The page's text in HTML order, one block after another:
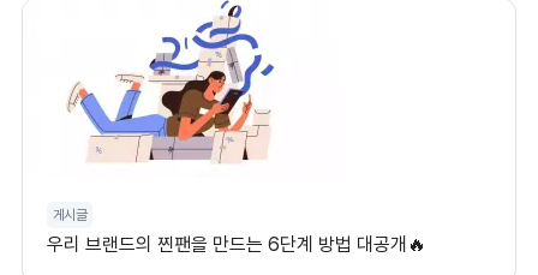
게시글
우리 브랜드의 찐팬을 만드는 6단계 방법 대공개🔥